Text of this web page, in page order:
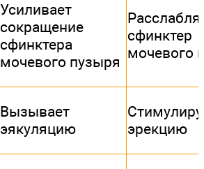
Усиливает
сокращение
сфинктера
мочевого пузыря
сфинктер
мочевого
Вызывает
эякуляцию
эрекцию